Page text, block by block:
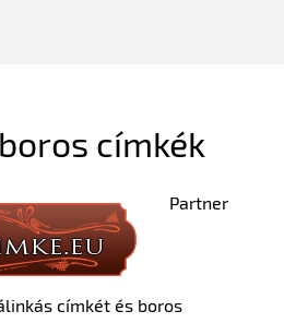
címkék
Partner
címkét és boros